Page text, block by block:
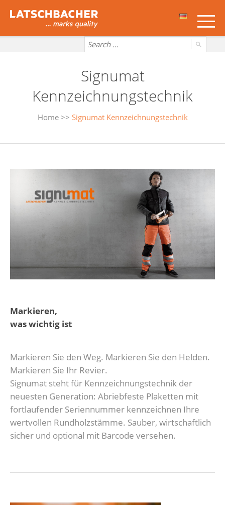
Signumat
Kennzeichnungstechnik
Home >> Signumat Kennzeichnungstechnik
Markieren,
was wichtig ist
Markieren Sie den Weg. Markieren Sie den Helden.
Markieren Sie Ihr Revier.
Signumat steht für Kennzeichnungstechnik der
neuesten Generation: Abriebfeste Plaketten mit
fortlaufender Seriennummer kennzeichnen Ihre
wertvollen Rundholzstämme. Sauber, wirtschaftlich
sicher und optional mit Barcode versehen.